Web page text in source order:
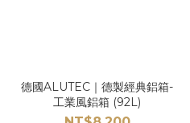
德國ALUTEC｜德製經典鋁箱-
工業風鋁箱 (92L)